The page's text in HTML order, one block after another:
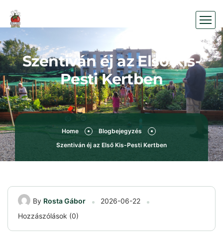
Szentiván éj az Első Kis-
Pesti Kertben
Home
Blogbejegyzés
Szentiván éj az Első Kis-Pesti Kertben
By Rosta Gábor
2026-06-22
Hozzászólások (0)